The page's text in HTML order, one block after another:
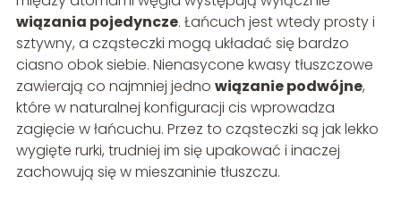
wiązania pojedyncze. Łańcuch jest wtedy prosty i
sztywny, a cząsteczki mogą układać się bardzo
ciasno obok siebie. Nienasycone kwasy tłuszczowe
zawierają co najmniej jedno wiązanie podwójne,
które w naturalnej konfiguracji cis wprowadza
zagięcie w łańcuchu. Przez to cząsteczki są jak lekko
wygięte rurki, trudniej im się upakować i inaczej
zachowują się w mieszaninie tłuszczu.